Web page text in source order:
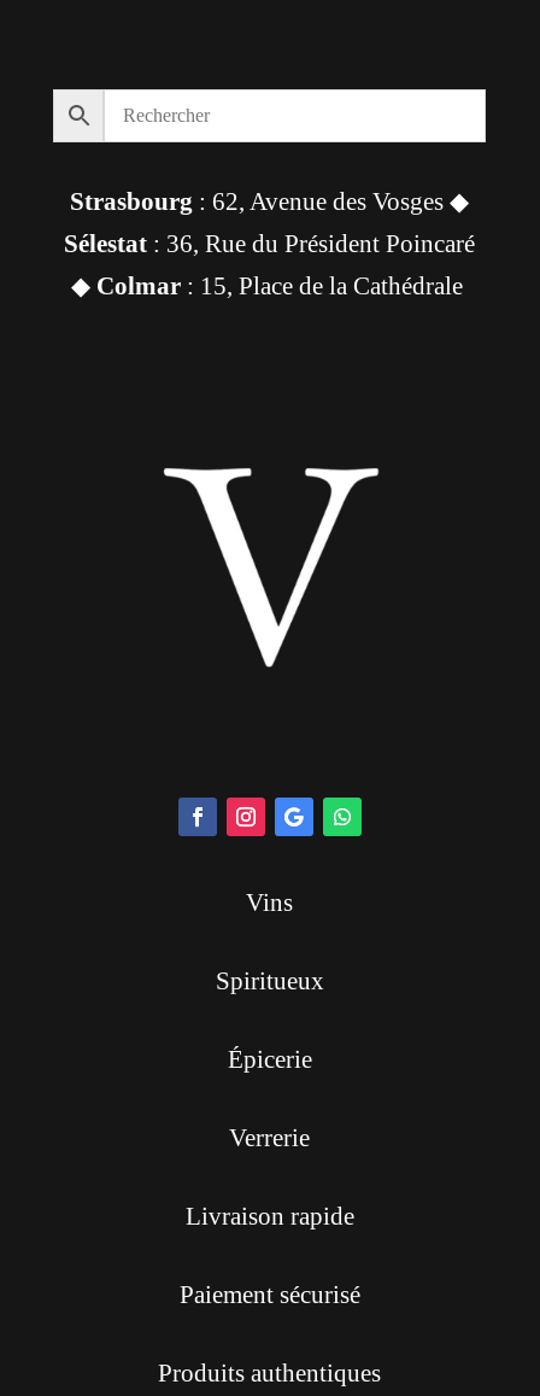
Strasbourg : 62, Avenue des Vosges ◆
Sélestat : 36, Rue du Président Poincaré
◆ Colmar: 15, Place de la Cathédrale
Vins
Spiritueux
Épicerie
Verrerie
Livraison rapide
Paiement sécurisé
Produits authentiques